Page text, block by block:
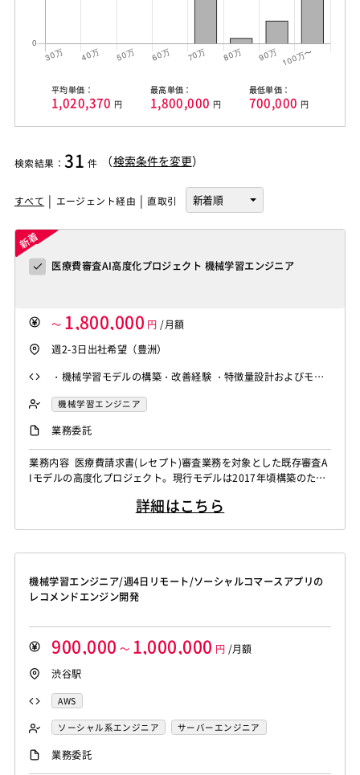
平均単価：
1,020,370 円
最高単価：
1,800,000 円
最低単価：
700,000 円
検索結果 ：31 件 （検索条件を変更）
すべて エージェント経由 直取引
医療費審査AI高度化プロジェクト 機械学習エンジニア
～ 1,800,000 円 /月額
週2-3日出社希望（豊洲）
・機械学習モデルの構築・改善経験 ・特徴量設計およびモデ
ルチューニング経験 ・審査業務・判定業務・異常検知等にお
けるAI適用経験 ・複数業界でのAI活用プロジェクト経験
機械学習エンジニア
業務委託
業務内容 医療費請求書(レセプト)審査業務を対象とした既存審査A
Iモデルの高度化プロジェクト。現行モデルは2017年頃構築のた
大を推進。人員減少下でも審査品質を維持できる仕組みを構築し、
AIモデルの改善...
詳細はこちら
機械学習エンジニア/週4日リモート/ソーシャルコマースアプリの
レコメンドエンジン開発
900,000 ～ 1,000,000 円 /月額
渋谷駅
AWS
ソーシャル系エンジニア
サーバーエンジニア
機械学習エンジニア
業務委託